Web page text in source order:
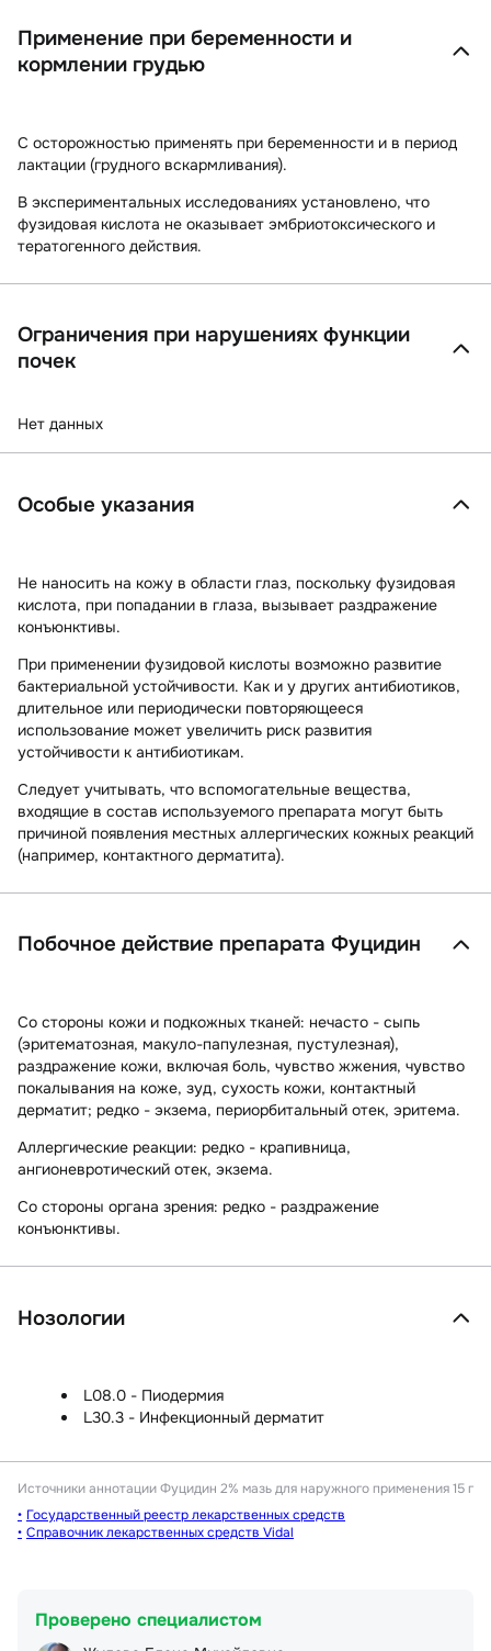
Применение при беременности и
кормлении грудью
С осторожностью применять при беременности и в период
лактации (грудного вскармливания).
B экспериментальных исследованиях установлено, что
фузидовая кислота не оказывает эмбриотоксического и
тератогенного действия.
Ограничения при нарушениях функции
почек
Нет данных
Особые указания
Не наносить на кожу в области глаз, поскольку фузидовая
кислота, при попадании в глаза, вызывает раздражение
конъюнктивы.
При применении фузидовой кислоты возможно развитие
бактериальной устойчивости. Как и у других антибиотиков,
длительное или периодически повторяющееся
использование может увеличить риск развития
устойчивости к антибиотикам.
Следует учитывать, что вспомогательные вещества,
входящие в состав используемого препарата могут быть
причиной появления местных аллергических кожных реакций
(например, контактного дерматита).
Побочное действие препарата Фуцидин
Со стороны кожи и подкожных тканей: нечасто - сыпь
(эритематозная, макуло-папулезная, пустулезная),
раздражение кожи, включая боль, чувство жжения, чувство
покалывания на коже, зуд, сухость кожи, контактный
дерматит; редко - экзема, периорбитальный отек, эритема.
Аллергические реакции: редко - крапивница,
ангионевротический отек, экзема.
Со стороны органа зрения: редко - раздражение
конъюнктивы.
Нозологии
L08.0 - Пиодермия
L30.3 - Инфекционный дерматит
Источники аннотацииФуцидин 2% мазь для наружного применения 15 г
Государственный реестр лекарственных средств
Справочник лекарственных средств Vidal
Проверено специалистом